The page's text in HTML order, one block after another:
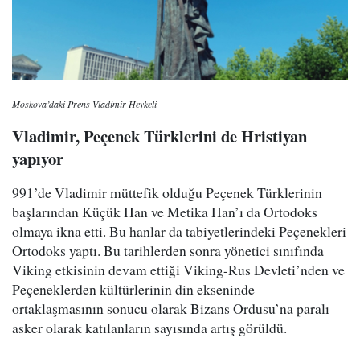
Moskova’daki Prens Vladimir Heykeli
Vladimir, Peçenek Türklerini de Hristiyan
yapıyor
991’de Vladimir müttefik olduğu Peçenek Türklerinin
başlarından Küçük Han ve Metika Han’ı da Ortodoks
olmaya ikna etti. Bu hanlar da tabiyetlerindeki Peçenekleri
Ortodoks yaptı. Bu tarihlerden sonra yönetici sınıfında
Viking etkisinin devam ettiği Viking-Rus Devleti’nden ve
Peçeneklerden kültürlerinin din ekseninde
ortaklaşmasının sonucu olarak Bizans Ordusu’na paralı
asker olarak katılanların sayısında artış görüldü.